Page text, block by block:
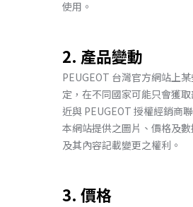
使用。
2. 產品變動
PEUGEOT 台灣官方網站上
定，在不同國家可能只會獲
近與 PEUGEOT 授權經銷商
本網站提供之圖片、價格及
及其內容記載變更之權利。
3. 價格